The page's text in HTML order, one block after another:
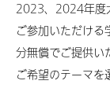
2023、2024年度
ご参加いただけ
分無償でご提供い
ご希望のテーマを